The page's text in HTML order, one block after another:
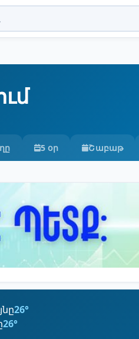
5 օր Շաբաթ
26°
26°